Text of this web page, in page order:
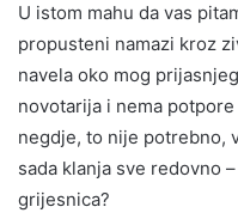
U istom mahu da vas
propusteni namazi kroz
navela oko mog
novotarija i nema
negdje, to nije potrebno,
sada klanja sve redovno
grijesnica?